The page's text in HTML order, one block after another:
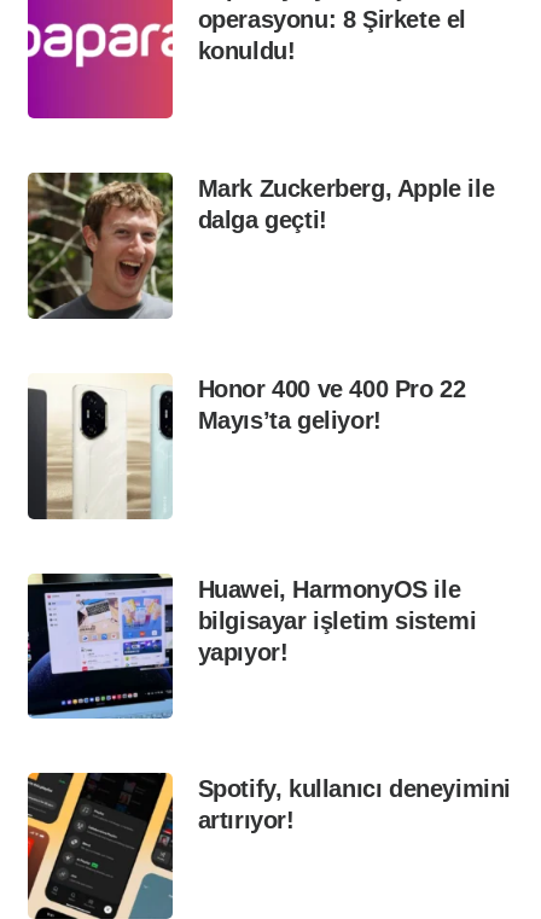
operasyonu: 8 Şirkete el
konuldu!
Mark Zuckerberg, Apple ile
dalga geçti!
Honor 400 ve 400 Pro 22
Mayıs’ta geliyor!
Huawei, HarmonyOS ile
bilgisayar işletim sistemi
yapıyor!
Spotify, kullanıcı deneyimini
artırıyor!